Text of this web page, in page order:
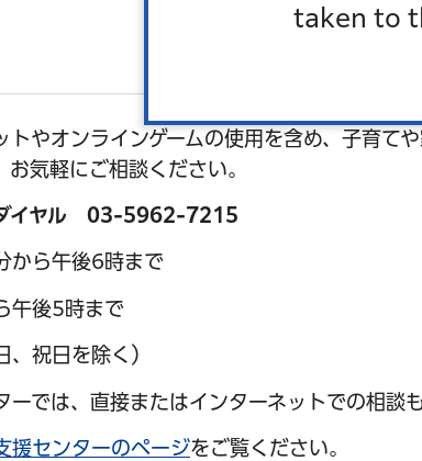
taken to
トやオンラインゲームの使用を含め、子育て
お気軽にご相談ください。
ダイヤル 03-5962-7215
ら午後6時まで
午後5時まで
祝日を除く）
ーでは、直接またはインターネットでの相談
援センターのページをご覧ください。